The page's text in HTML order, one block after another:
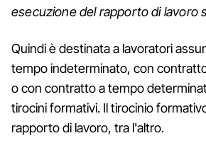
esecuzione del rapporto di lavoro
Quindi è destinata a lavoratori
tempo indeterminato, con
o con contratto a tempo
tirocini formativi. Il tirocinio
rapporto di lavoro, tra l'altro.